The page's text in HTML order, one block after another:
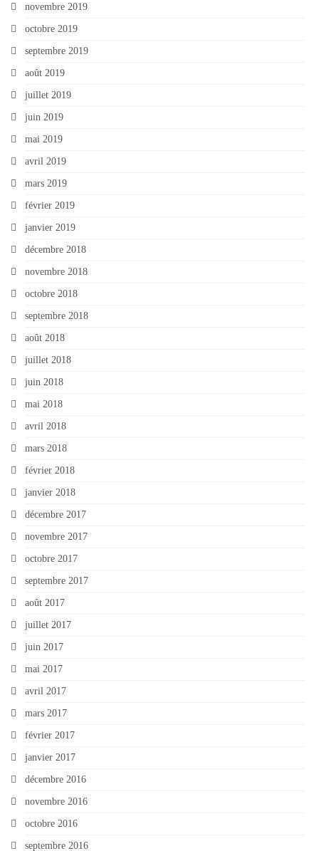
novembre 2019
octobre 2019
septembre 2019
août 2019
juillet 2019
juin 2019
mai 2019
avril 2019
mars 2019
février 2019
janvier 2019
décembre 2018
novembre 2018
octobre 2018
septembre 2018
août 2018
juillet 2018
juin 2018
mai 2018
avril 2018
mars 2018
février 2018
janvier 2018
décembre 2017
novembre 2017
octobre 2017
septembre 2017
août 2017
juillet 2017
juin 2017
mai 2017
avril 2017
mars 2017
février 2017
janvier 2017
décembre 2016
novembre 2016
octobre 2016
septembre 2016